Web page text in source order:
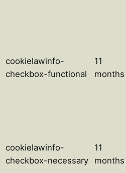
cookielawinfo-
checkbox-functional
11
months
cookielawinfo-
checkbox-necessary
11
months